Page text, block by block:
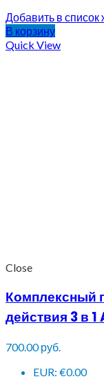
Добавить в список
В корзину
Quick View
Close
Комплексный
действия 3 в
700.00руб.
EUR: €0.00